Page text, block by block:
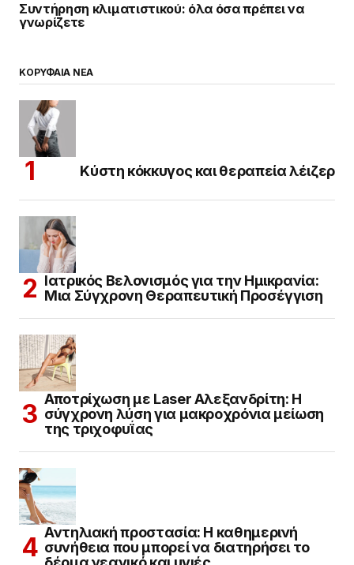
Συντήρηση κλιματιστικού: όλα όσα πρέπει να
γνωρίζετε
ΚΟΡΥΦΑΙΑ ΝΕΑ
Κύστη κόκκυγος και θεραπεία λέιζερ
Ιατρικός Βελονισμός για την Ημικρανία:
Μια Σύγχρονη Θεραπευτική Προσέγγιση
Αποτρίχωση με Laser Αλεξανδρίτη: Η
σύγχρονη λύση για μακροχρόνια μείωση
της τριχοφυΐας
Αντηλιακή προστασία: Η καθημερινή
συνήθεια που μπορεί να διατηρήσει το